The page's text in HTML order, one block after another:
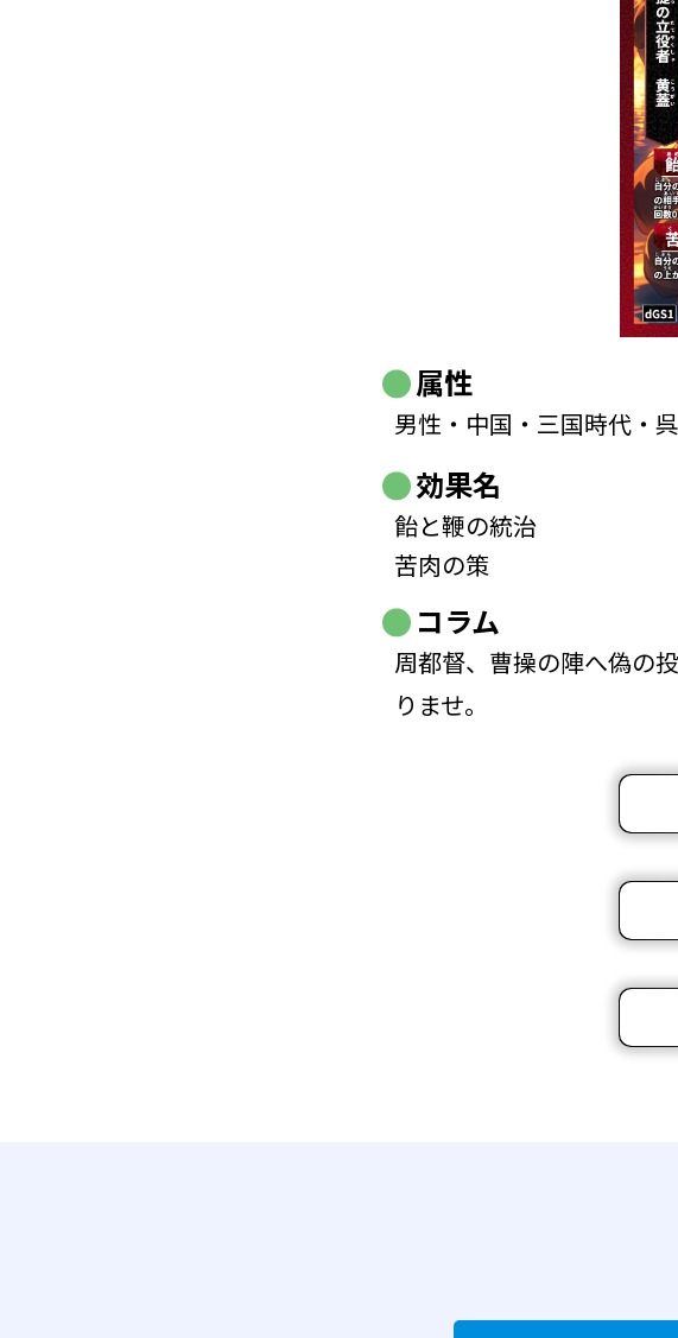
属性
男性・中国・三国時代・
効果名
飴と鞭の統治
苦肉の策
コラム
周都督、曹操の陣へ偽の
りませ。